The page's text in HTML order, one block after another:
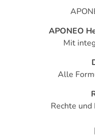
APONEO
Mit
Alle
Rechte und